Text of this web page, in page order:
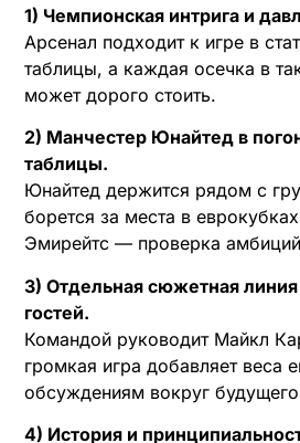
1) Чемпионская интрига и
Арсенал подходит к игре в
таблицы, а каждая осечка в
может дорого стоить.
2) Манчестер Юнайтед в
таблицы.
Юнайтед держится рядом с
борется за места в
Эмирейтс — проверка
3) Отдельная сюжетная
гостей.
Командой руководит Майкл
громкая игра добавляет веса
обсуждениям вокруг
4) История и